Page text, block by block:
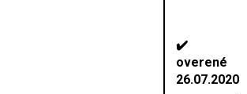
✔️
overené
26.07.2020